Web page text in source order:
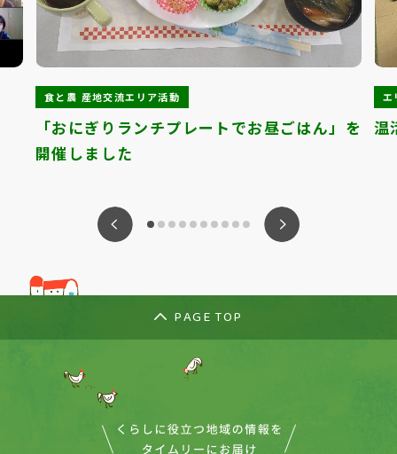
食と農 産地交流エリア活動
「おにぎりランチプレートでお昼ごはん」を
開催しました
エ
温
PAGE TOP